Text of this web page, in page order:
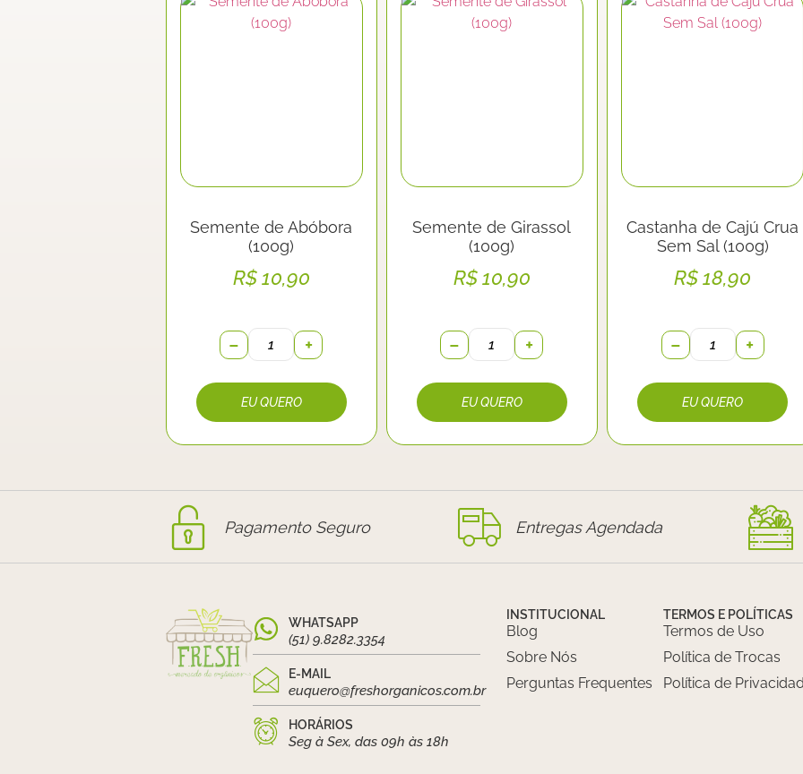
Semente de Abóbora
(100g)
R$10,90
− +
Semente de Girassol
(100g)
R$10,90
− +
Castanha de Cajú Crua
Sem Sal (100g)
R$18,90
− +
Pagamento Seguro Entregas Agendada
WHATSAPP
(51) 9.8282.3354
E-MAIL
euquero@freshorganicos.com.br
HORÁRIOS
Seg à Sex, das 09h às 18h
INSTITUCIONAL
Blog
Sobre Nós
Perguntas Frequentes
TERMOS E POLÍTICAS
Termos de Uso
Política de Trocas
Política de